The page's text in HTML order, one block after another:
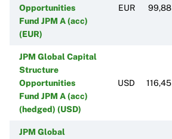
Opportunities
Fund JPM A (acc)
(EUR)
EUR 99,88
JPM Global Capital
Structure
Opportunities
Fund JPM A (acc)
(hedged) (USD)
USD 116,45
JPM Global